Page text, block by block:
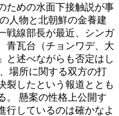
ための水面下接触説が事
人物と北朝鮮の金養建
戦線部長が最近、シンガ
青瓦台（チョンワデ、大
と述べながらも否定はし
場所に関する双方の打
裂したという報道ととも
。 懸案の性格上公開す
行しているのは確かなよ